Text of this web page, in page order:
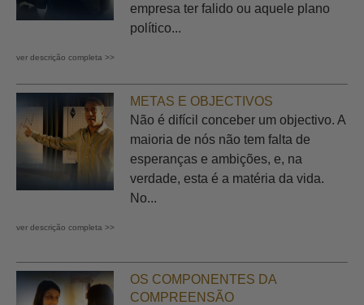
empresa ter falido ou aquele plano
político...
ver descrição completa >>
METAS E OBJECTIVOS
Não é difícil conceber um objectivo. A
maioria de nós não tem falta de
esperanças e ambições, e, na
verdade, esta é a matéria da vida.
No...
ver descrição completa >>
OS COMPONENTES DA
COMPREENSÃO